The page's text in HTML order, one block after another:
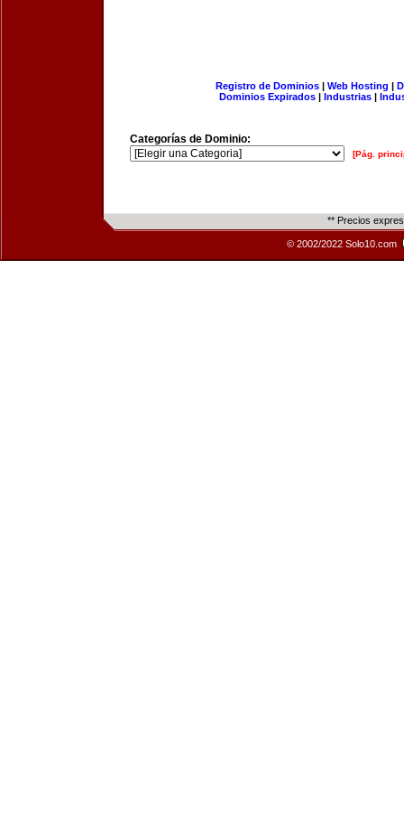
Registro de Dominios| Web Hosting |
Dominios Expirados | Industrias |
Categorías de Dominio:
[Pág.
** Precios
© 2002/2022 Solo10.com